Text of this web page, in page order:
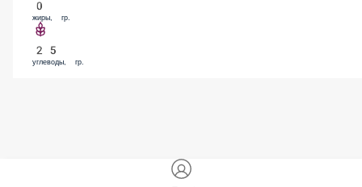
0
жиры, гр.
25
углеводы, гр.